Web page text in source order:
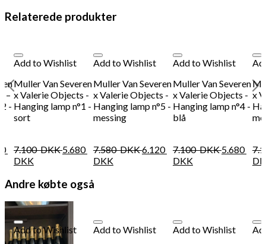
Relaterede produkter
–
-
Add to Wishlist
Muller Van Severen
x Valerie Objects -
Hanging lamp n°1 -
sort
7.100DKK 5.680
DKK
Add to Wishlist
Muller Van Severen
x Valerie Objects -
Hanging lamp n°5 -
messing
7.580DKK6.120
DKK
Add to Wishlist
Muller Van Severen
x Valerie Objects -
Hanging lamp n°4 -
blå
7.100DKK 5.680
DKK
x
Andre købte også
Add to Wishlist
Add to Wishlist
Add to Wishlist